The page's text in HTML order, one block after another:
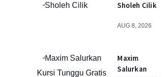
Sholeh Cilik
AUG 8, 2026
Maxim
Salurkan